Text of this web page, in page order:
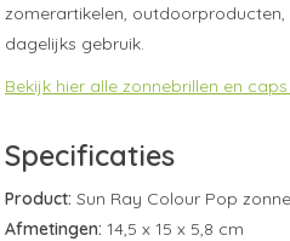
zomerartikelen,
dagelijks gebruik.
Bekijk hier alle zonnebrillen en
Specificaties
Product: Sun Ray Colour Pop
Afmetingen: 14,5 x 15 x 5,8 cm